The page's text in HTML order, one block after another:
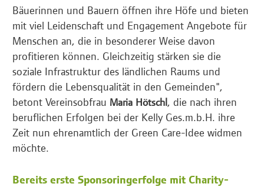
Bäuerinnen und Bauern öffnen ihre Höfe und bieten
mit viel Leidenschaft und Engagement Angebote für
Menschen an, die in besonderer Weise davon
profitieren können. Gleichzeitig stärken sie die
soziale Infrastruktur des ländlichen Raums und
fördern die Lebensqualität in den Gemeinden",
betont Vereinsobfrau Maria Hötschl, die nach ihren
beruflichen Erfolgen bei der Kelly Ges.m.b.H. ihre
Zeit nun ehrenamtlich der Green Care-Idee widmen
möchte.
Bereits erste Sponsoringerfolge mit Charity-